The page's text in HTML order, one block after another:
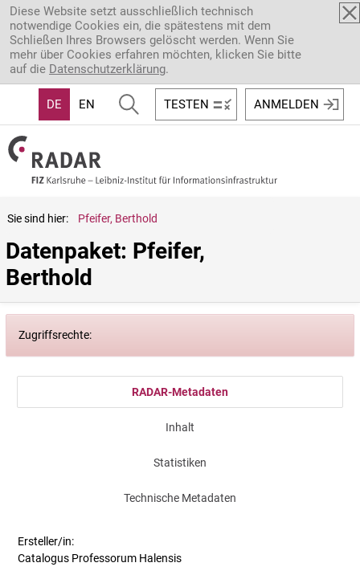
Direkt zum Inhalt
Diese Website setzt ausschließlich technisch
notwendige Cookies ein, die spätestens mit dem
Schließen Ihres Browsers gelöscht werden. Wenn Sie
mehr über Cookies erfahren möchten, klicken Sie bitte
auf die Datenschutzerklärung.
DE EN TESTEN ANMELDEN
Sie sind hier: Pfeifer, Berthold
Datenpaket: Pfeifer,
Berthold
Zugriffsrechte:
RADAR-Metadaten
Inhalt
Statistiken
Technische Metadaten
Ersteller/in:
Catalogus Professorum Halensis